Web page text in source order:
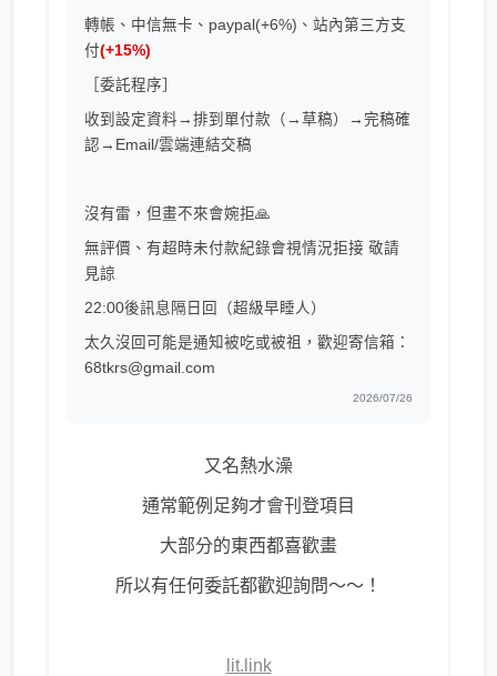
轉帳、中信無卡、paypal( +6%)、站內第三方支
付(+15%)
［委託程序］
收到設定資料→排到單付款（→草稿）→完稿確
認→Email/雲端連結交稿
沒有雷，但畫不來會婉拒🙏
無評價、有超時未付款紀錄會視情況拒接 敬請
見諒
22:00後訊息隔日回（超級早睡人）
太久沒回可能是通知被吃或被祖，歡迎寄信箱：
68tkrs@gmail.com
2026/07/26
又名熱水澡
通常範例足夠才會刊登項目
大部分的東西都喜歡畫
所以有任何委託都歡迎詢問～～！
lit.link